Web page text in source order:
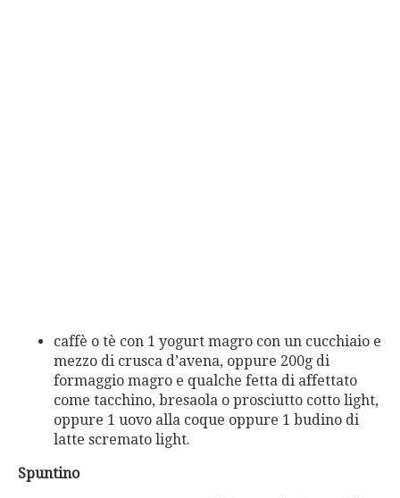
caffè o tè con 1 yogurt magro con un cucchiaio e
mezzo di crusca d’avena, oppure 200g di
formaggio magro e qualche fetta di affettato
come tacchino, bresaola o prosciutto cotto light,
oppure 1 uovo alla coque oppure 1 budino di
latte scremato light.
Spuntino